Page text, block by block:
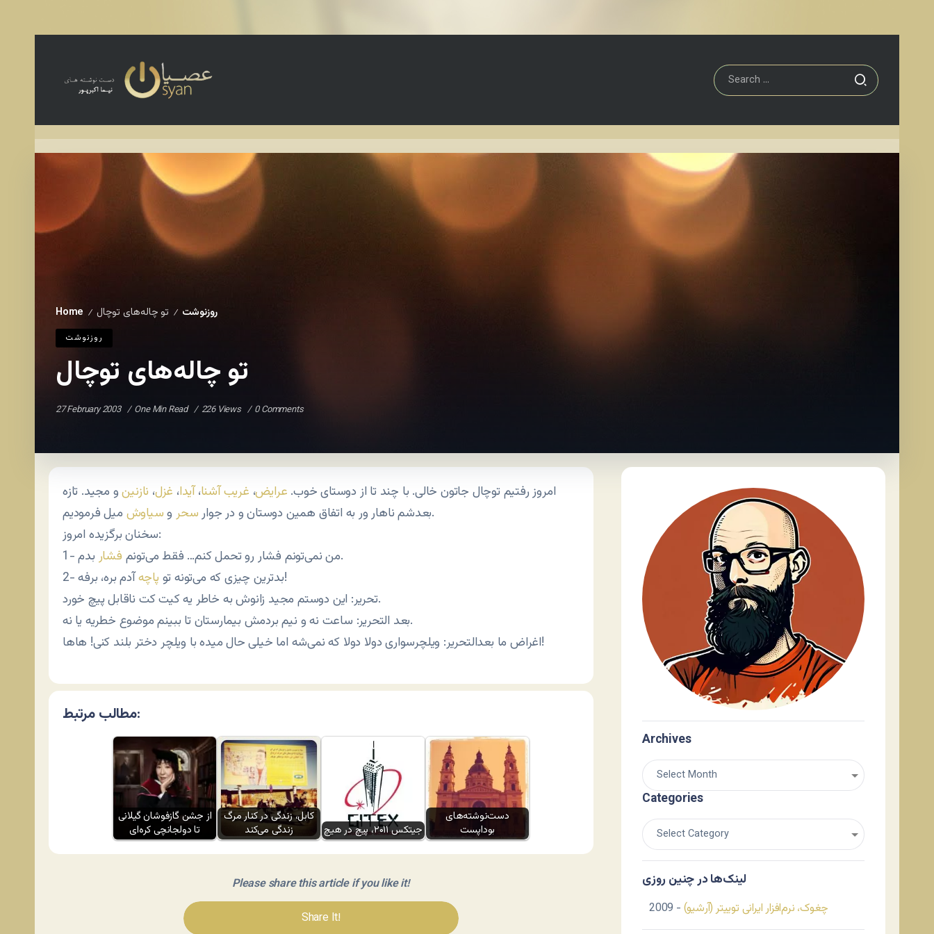
Home / روزنوشت / تو چاله‌های توچال
روزنوشت
تو چاله‌های توچال
27 February 2003 One Min Read 226 Views 0 Comments
امروز رفتیم توچال جاتون خالی. با چند تا از دوستای خوب. عرایض، غریب آشنا،آیدا، غزل، نازنینو مجید. تازه
بعدشم ناهار ور به اتفاق همین دوستان و در جوار سحر وسیاوش
میل فرمودیم.
سخنان برگزیده امروز:
1- من نمی‌تونم فشار رو تحمل کنم… فقط می‌تونم فشار
بدم.
2- بدترین چیزی که می‌تونه تو پاچه
آدم بره، برفه!
تحریر: این دوستم مجید زانوش به خاطر یه کیت کت ناقابل پیچ خورد.
بعد التحریر: ساعت نه و نیم بردمش بیمارستان تا ببینم موضوع خطریه یا نه.
اغراض ما بعدالتحریر: ویلچرسواری دولا دولا که نمی‌شه اما خیلی حال میده با ویلچر دختر بلند کنی! هاها!
مطالب مرتبط:
از جشن گازفوشان گیلانی
تا دولجانچی کره‌ای
کابل، زندگی در کنار مرگ
زندگی می‌کند
جیتکس ۲۰۱۱، پیچ در هیچ
دست‌نوشته‌های
بوداپست
Please share this article if you like it!
Share It!
Archives
Categories
لینک‌ها در چنین روزی
چغوک، نرم‌افزار ایرانی توییتر (آرشیو) - 2009